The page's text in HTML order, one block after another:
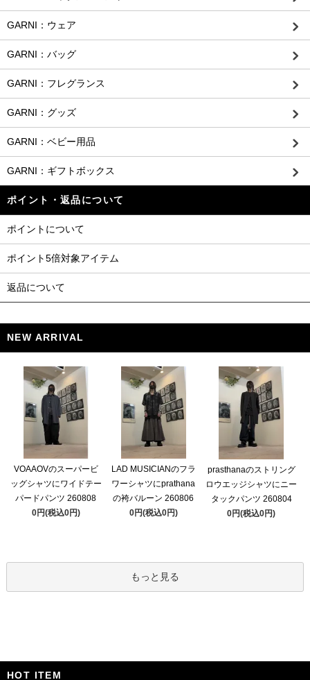
GARNI：ウェア
GARNI：バッグ
GARNI：フレグランス
GARNI：グッズ
GARNI：ベビー用品
GARNI：ギフトボックス
ポイント・返品について
ポイントについて
ポイント5倍対象アイテム
返品について
NEW ARRIVAL
VOAAOVのスーパービ
ッグシャツにワイドテー
パードパンツ 260808
0円(税込0円)
LAD MUSICIANのフラ
ワーシャツにprathana
の袴バルーン 260806
0円(税込0円)
prasthanaのストリング
ロウエッジシャツにニー
タックパンツ 260804
0円(税込0円)
もっと見る
HOT ITEM